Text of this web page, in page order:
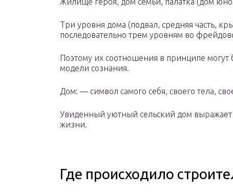
Три уровня дома (подвал, средняя часть,
последовательно трем уровням во
Поэтому их соотношения в принципе
модели сознания.
Дом: — символ самого себя, своего тела,
Увиденный уютный сельский дом
жизни.
Где происходило